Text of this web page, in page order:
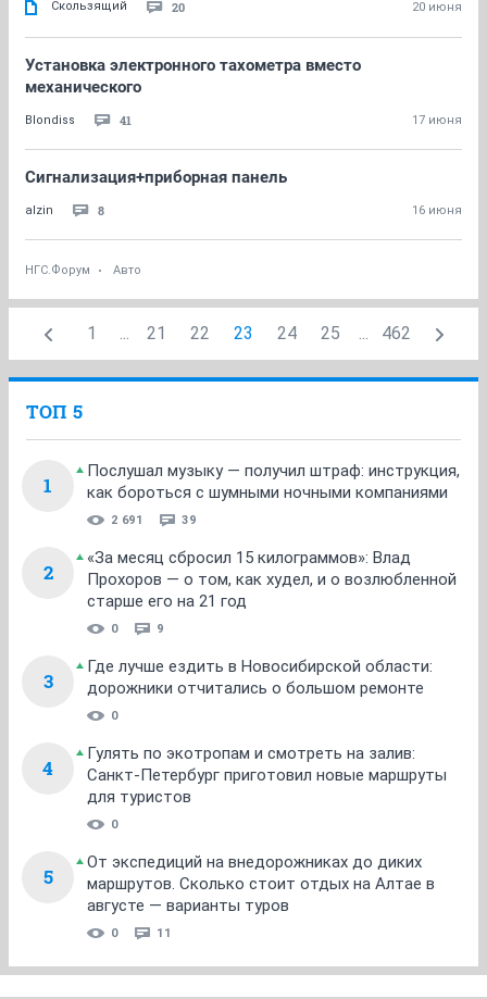
Скользящий 20 20 июня
Установка электронного тахометра вместо
механического
Blondiss 41 17 июня
Сигнализация+приборная панель
alzin 8 16 июня
НГС.Форум Авто
1 ... 21 22 23 24 25 ... 462
ТОП 5
1
Послушал музыку — получил штраф: инструкция,
как бороться с шумными ночными компаниями
2 691 39
2
«За месяц сбросил 15 килограммов»: Влад
Прохоров — о том, как худел, и о возлюбленной
старше его на 21 год
0 9
3
Где лучше ездить в Новосибирской области:
дорожники отчитались о большом ремонте
0
4
Гулять по экотропам и смотреть на залив:
Санкт-Петербург приготовил новые маршруты
для туристов
0
5
От экспедиций на внедорожниках до диких
маршрутов. Сколько стоит отдых на Алтае в
августе — варианты туров
0 11